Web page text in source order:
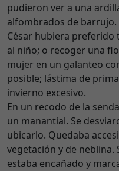
pudieron ver a una
alfombrados de
César hubiera
al niño; o recoger una
mujer en un galanteo
posible; lástima de
invierno excesivo.
En un recodo de la
un manantial. Se
ubicarlo. Quedaba
vegetación y de neblina.
estaba encañado y